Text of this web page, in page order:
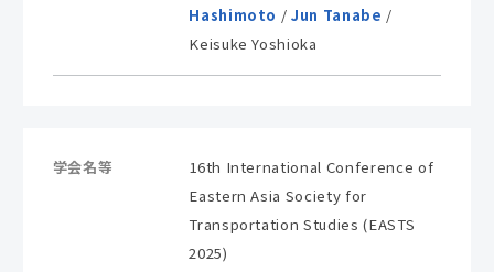
Hashimoto /Jun Tanabe /
Keisuke Yoshioka
学会名等
16th International Conference of
Eastern Asia Society for
Transportation Studies (EASTS
2025)